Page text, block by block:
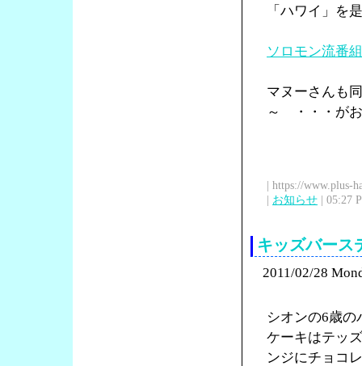
「ハワイ」を
ソロモン流番
マヌーさんも
～ ・・・がお
| https://www.plus-
| お知らせ | 05:27
キッズバース
2011/02/28
シオンの6歳
ケーキはテッ
ンジにチョコ